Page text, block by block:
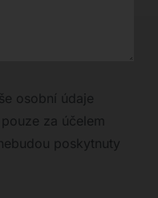
osobní údaje
za účelem
poskytnuty